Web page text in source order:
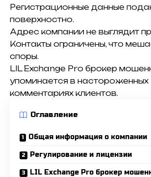
Регистрационные данные
поверхностно.
Адрес компании не выглядит
Контакты ограничены, что
споры.
LIL Exchange Pro брокер
упоминается в настороженных
комментариях клиентов.
Оглавление
Общая информация о компании
Регулирование и лицензии
LIL Exchange Pro брокер